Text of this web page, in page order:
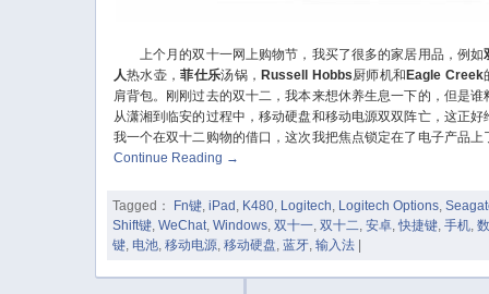
上个月的双十一网上购物节，我买了很多的家居用品，例如
人热水壶，菲仕乐汤锅， Russell Hobbs厨师机和 Eagle Creek
肩背包。刚刚过去的双十二，我本来想休养生息一下的，但是谁
从潇湘到临安的过程中，移动硬盘和移动电源双双阵亡，这正好
我一个在双十二购物的借口，这次我把焦点锁定在了电子产品上
Continue Reading →
Tagged： Fn键,iPad, K480, Logitech, Logitech Options,
Shift键,WeChat,Windows,双十一,双十二,安卓,快捷键,手机,
键, 电池,移动电源,移动硬盘,蓝牙,输入法 |